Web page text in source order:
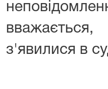
з'явилися в